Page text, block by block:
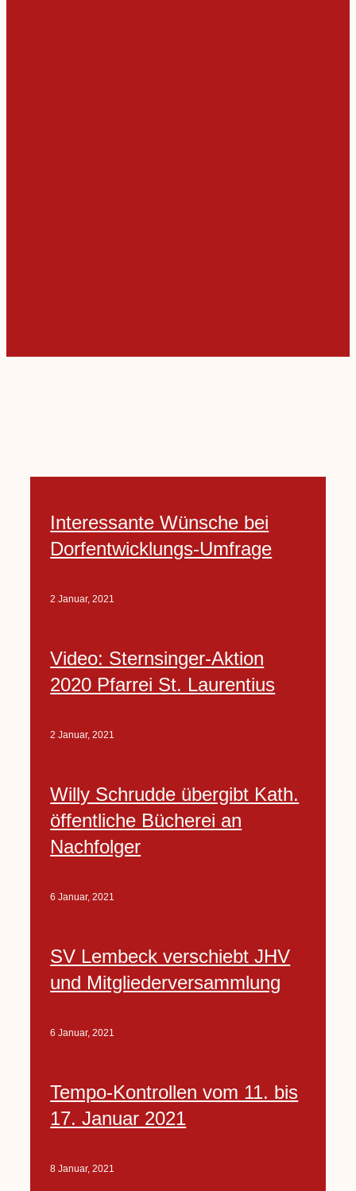
Interessante Wünsche bei
Dorfentwicklungs-Umfrage
2 Januar, 2021
Video: Sternsinger-Aktion
2020 Pfarrei St. Laurentius
2 Januar, 2021
Willy Schrudde übergibt Kath.
öffentliche Bücherei an
Nachfolger
6 Januar, 2021
SV Lembeck verschiebt JHV
und Mitgliederversammlung
6 Januar, 2021
Tempo-Kontrollen vom 11. bis
17. Januar 2021
8 Januar, 2021